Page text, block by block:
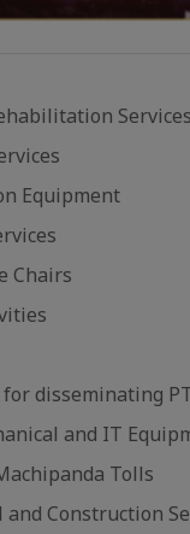
Equipment
Chairs
for disseminating
and IT
Tolls
Construction